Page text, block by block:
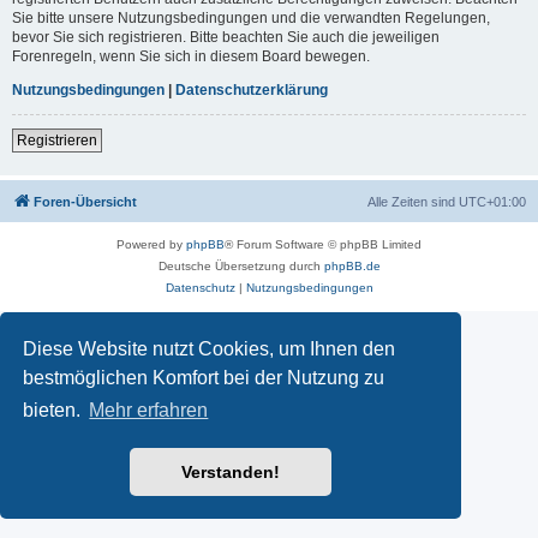
Diese Website nutzt Cookies, um Ihnen den
bestmöglichen Komfort bei der Nutzung zu
bieten. Mehr erfahren
Verstanden!
Sie bitte unsere Nutzungsbedingungen und die verwandten Regelungen,
bevor Sie sich registrieren. Bitte beachten Sie auch die jeweiligen
Forenregeln, wenn Sie sich in diesem Board bewegen.
Nutzungsbedingungen | Datenschutzerklärung
Registrieren
Foren-Übersicht Alle Zeiten sind UTC+01:00
Powered by phpBB® Forum Software © phpBB Limited
Deutsche Übersetzung durch phpBB.de
Datenschutz| Nutzungsbedingungen